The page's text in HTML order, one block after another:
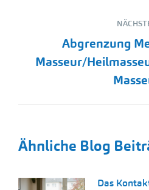
Abgrenzung
Masseur/
Ähnliche Blog
Das